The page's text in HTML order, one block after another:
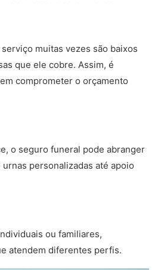
muitas vezes são baixos
que ele cobre. Assim, é
comprometer o orçamento
o seguro funeral pode abranger
personalizadas até apoio
ou familiares,
atendem diferentes perfis.